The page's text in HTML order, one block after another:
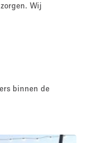
5000+ sq ft
Wij
binnen de